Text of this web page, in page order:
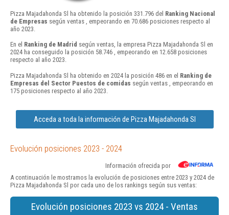
Pizza Majadahonda Sl ha obtenido la posición 331.796 del Ranking Nacional
de Empresas según ventas , empeorando en 70.686 posiciones respecto al
año 2023.
En el Ranking de Madrid según ventas, la empresa Pizza Majadahonda Sl en
2024 ha conseguido la posición 58.746 , empeorando en 12.658 posiciones
respecto al año 2023.
Pizza Majadahonda Sl ha obtenido en 2024 la posición 486 en el Ranking de
Empresas del Sector Puestos de comidas según ventas , empeorando en
175 posiciones respecto al año 2023.
Acceda a toda la información de Pizza Majadahonda Sl
Evolución posiciones 2023 - 2024
Información ofrecida por
A continuación le mostramos la evolución de posiciones entre 2023 y 2024 de
Pizza Majadahonda Sl por cada uno de los rankings según sus ventas:
Evolución posiciones 2023 vs 2024 - Ventas